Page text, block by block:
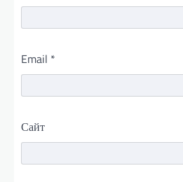
Email *
Сайт